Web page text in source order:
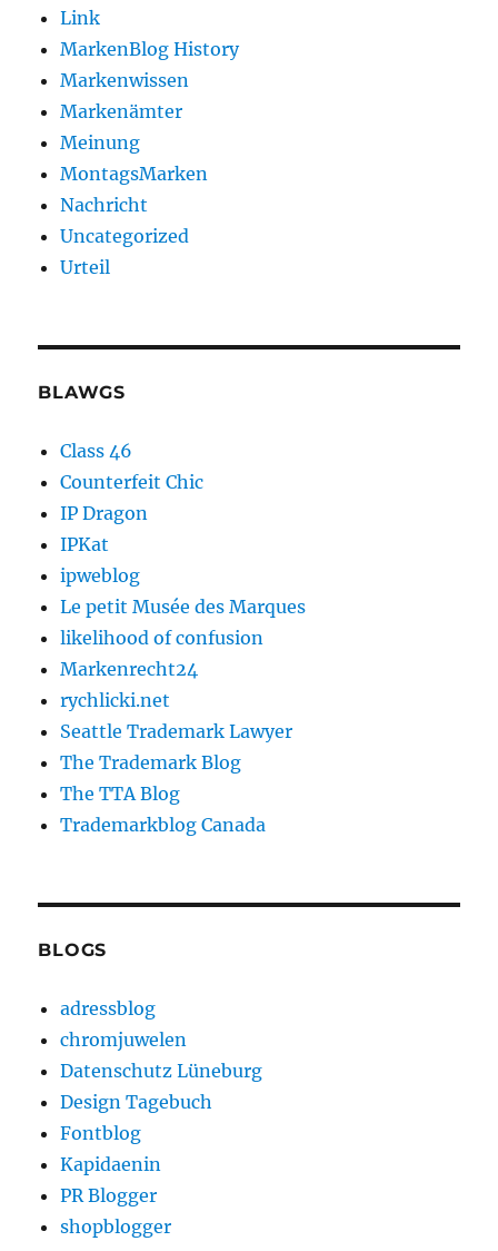
Link
MarkenBlog History
Markenwissen
Markenämter
Meinung
MontagsMarken
Nachricht
Uncategorized
Urteil
BLAWGS
Class 46
Counterfeit Chic
IP Dragon
IPKat
ipweblog
Le petit Musée des Marques
likelihood of confusion
Markenrecht24
rychlicki.net
Seattle Trademark Lawyer
The Trademark Blog
The TTA Blog
Trademarkblog Canada
BLOGS
adressblog
chromjuwelen
Datenschutz Lüneburg
Design Tagebuch
Fontblog
Kapidaenin
PR Blogger
shopblogger